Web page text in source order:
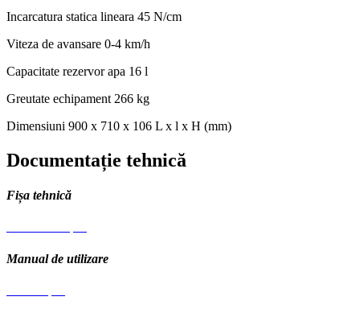
Incarcatura statica lineara 45 N/cm
Viteza de avansare 0-4 km/h
Capacitate rezervor apa 16 l
Greutate echipament 266 kg
Dimensiuni 900 x 710 x 106 L x l x H (mm)
Documentație tehnică
Fișa tehnică
Manual de utilizare